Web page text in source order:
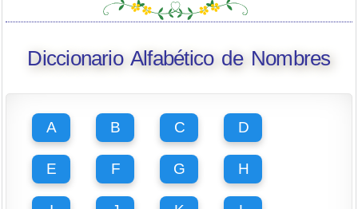
Diccionario Alfabético de Nombres
A B C D
E F G H